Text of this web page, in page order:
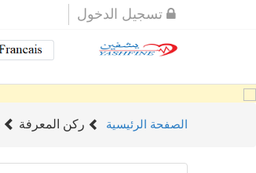
تسجيل الدخول
الصفحة الرئيسية ركن المعرفة